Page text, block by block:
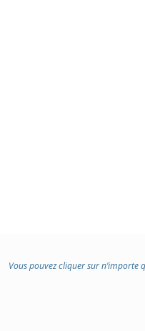
Vous pouvez cliquer sur